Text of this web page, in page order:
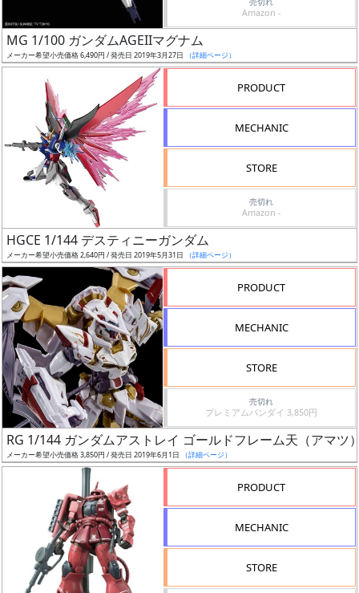
日
発
売
通知
対象
ャ
ラ
リ
ー
あ
り
価
格
改
定
予
定
Amazon -
MG 1/100 ガンダムAGEIIマグナム
メーカー希望小売価格 6,490円 / 発売日 2019年3月27日 （詳細ページ）
PRODUCT
MECHANIC
STORE
売切れ
Amazon -
HGCE 1/144 デスティニーガンダム
メーカー希望小売価格 2,640円 / 発売日 2019年5月31日 （詳細ページ）
PRODUCT
MECHANIC
STORE
売切れ
プレミアムバンダイ 3,850円
RG 1/144 ガンダムアストレイ ゴールドフレーム天（アマツ
メーカー希望小売価格 3,850円 / 発売日 2019年6月1日 （詳細ページ）
PRODUCT
MECHANIC
STORE